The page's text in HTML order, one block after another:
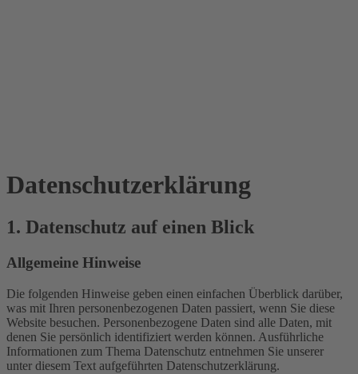
Datenschutz­erklärung
1. Datenschutz auf einen Blick
Allgemeine Hinweise
Die folgenden Hinweise geben einen einfachen Überblick darüber,
was mit Ihren personenbezogenen Daten passiert, wenn Sie diese
Website besuchen. Personenbezogene Daten sind alle Daten, mit
denen Sie persönlich identifiziert werden können. Ausführliche
Informationen zum Thema Datenschutz entnehmen Sie unserer
unter diesem Text aufgeführten Datenschutzerklärung.